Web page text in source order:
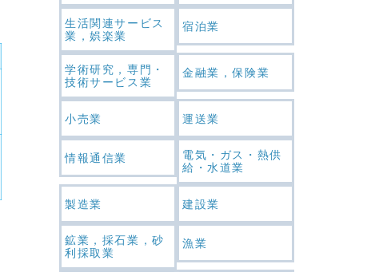
生活関連サービス
業，娯楽業
宿泊業
学術研究，専門・
技術サービス業
金融業，保険業
小売業 運送業
情報通信業
電気・ガス・熱供
給・水道業
製造業 建設業
鉱業，採石業，砂
利採取業
漁業